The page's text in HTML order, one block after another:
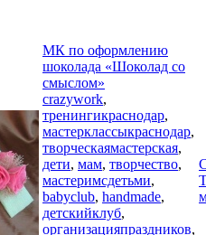
МК по оформлению
шоколада «Шоколад со
смыслом»
crazywork,
тренингикраснодар,
мастерклассыкраснодар,
творческаямастерская,
дети, мам, творчество,
мастеримсдетьми,
babyclub, handmade,
детскийклуб,
организацияпраздников,